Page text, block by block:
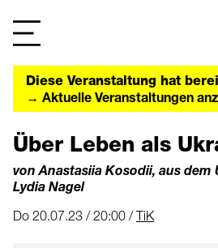
Diese Veranstaltung hat
→ Aktuelle Veranstaltungen
Über Leben als
von Anastasiia Kosodii, aus dem
Lydia Nagel
Do 20.07.23 / 20:00 /TiK